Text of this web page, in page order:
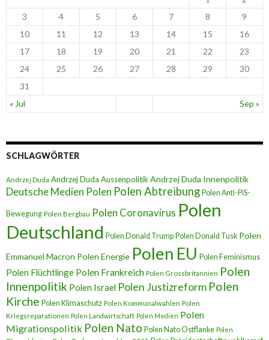
« Jul Sep »
3
4 5 6 7 8
9
10
11 12 13 14 15
16
17
18 19 20 21 22
23
24
25 26 27 28 29
30
31
SCHLAGWÖRTER
Andrzej Duda Andrzej Duda AussenpolitikAndrzej Duda Innenpolitik
Deutsche Medien Polen Polen Abtreibung Polen Anti-PiS-
Bewegung Polen Bergbau Polen Coronavirus Polen
Deutschland Polen Donald Trump Polen Donald Tusk Polen
Emmanuel Macron Polen Energie Polen EU Polen Feminismus
Polen Flüchtlinge Polen Frankreich Polen Grossbritannien Polen
Innenpolitik Polen Israel Polen Justizreform Polen
Kirche Polen Klimaschutz Polen Kommunalwahlen Polen
Kriegsreparationen Polen Landwirtschaft Polen Medien Polen
Migrationspolitik Polen Nato Polen Nato Ostflanke Polen